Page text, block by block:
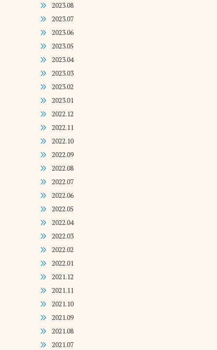
2023.08
2023.07
2023.06
2023.05
2023.04
2023.03
2023.02
2023.01
2022.12
2022.11
2022.10
2022.09
2022.08
2022.07
2022.06
2022.05
2022.04
2022.03
2022.02
2022.01
2021.12
2021.11
2021.10
2021.09
2021.08
2021.07